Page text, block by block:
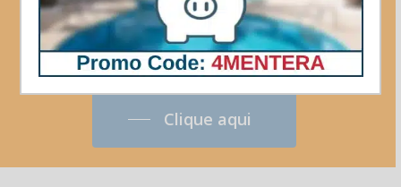
de códigos de
desconto
!!
Clique aqui